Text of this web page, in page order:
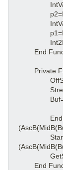
End
Private
End